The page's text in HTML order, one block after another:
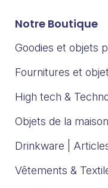
Notre Boutique
Goodies et objets
Fournitures et
High tech &
Objets de la maison
Drinkware |
Vêtements &